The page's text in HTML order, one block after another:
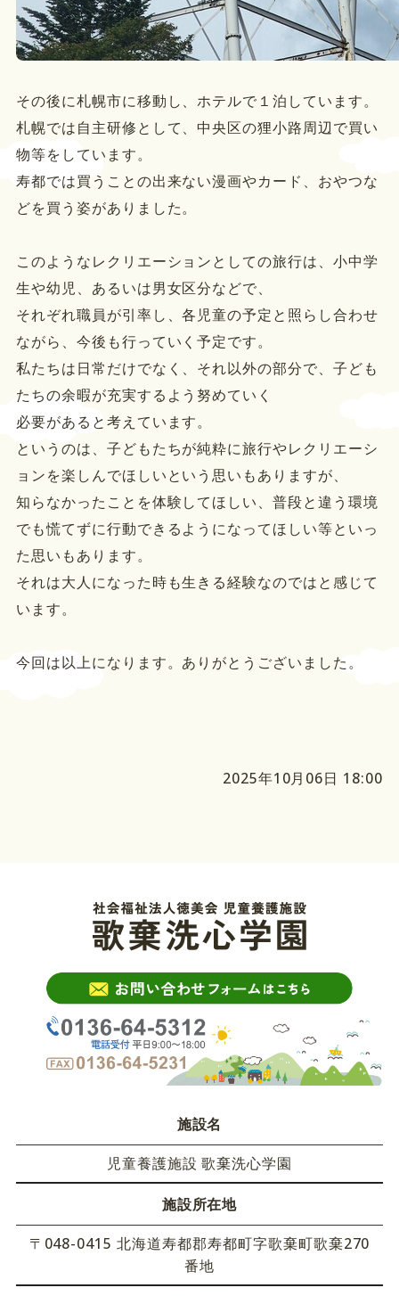
その後に札幌市に移動し、ホテルで１泊しています。
札幌では自主研修として、中央区の狸小路周辺で買い
物等をしています。
寿都では買うことの出来ない漫画やカード、おやつな
どを買う姿がありました。
このようなレクリエーションとしての旅行は、小中学
生や幼児、あるいは男女区分などで、
それぞれ職員が引率し、各児童の予定と照らし合わせ
ながら、今後も行っていく予定です。
私たちは日常だけでなく、それ以外の部分で、子ども
たちの余暇が充実するよう努めていく
必要があると考えています。
というのは、子どもたちが純粋に旅行やレクリエーシ
ョンを楽しんでほしいという思いもありますが、
知らなかったことを体験してほしい、普段と違う環境
でも慌てずに行動できるようになってほしい等といっ
た思いもあります。
それは大人になった時も生きる経験なのではと感じて
います。
今回は以上になります。ありがとうございました。
2025年10月06日 18:00
施設名
児童養護施設 歌棄洗心学園
施設所在地
〒048-0415 北海道寿都郡寿都町字歌棄町歌棄270
番地